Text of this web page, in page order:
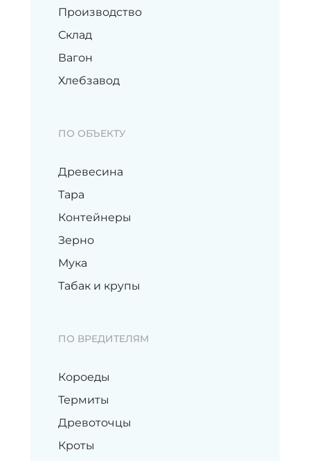
Производство
Склад
Вагон
Хлебзавод
ПО ОБЪЕКТУ
Древесина
Тара
Контейнеры
Зерно
Мука
Табак и крупы
ПО ВРЕДИТЕЛЯМ
Короеды
Термиты
Древоточцы
Кроты